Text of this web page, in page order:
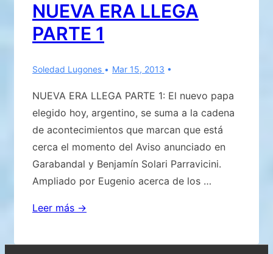
NUESTRO:
EL
25
MARZO
2013
NUEVA ERA LLEGA
PARTE 1
Soledad Lugones Mar 15, 2013
NUEVA ERA LLEGA PARTE 1: El nuevo papa
elegido hoy, argentino, se suma a la cadena
de acontecimientos que marcan que está
cerca el momento del Aviso anunciado en
Garabandal y Benjamín Solari Parravicini.
Ampliado por Eugenio acerca de los …
NUEVA
LLEGA
Leer más →